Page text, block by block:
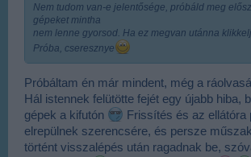
Nem tudom van-e jelentősége, próbáld meg
gépeket mintha
nem lenne gyorsod. Ha ez megvan utánna
Próba, cseresznye
Próbáltam én már mindent, még a
Hál istennek felütötte fejét egy újabb hiba,
gépek a kifutón
Frissítés és az ellátóra
elrepülnek szerencsére, és persze
történt visszalépés után ragadnak be,